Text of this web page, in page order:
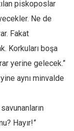
piskoposlar
Ne de
Fakat
Korkuları boşa
yerine gelecek.”
aynı minvalde
Hayır!”